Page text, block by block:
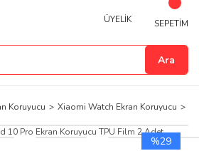
Ara
ÜYELİK SEPETİM
Koruyucu Xiaomi Watch Ekran Koruyucu
%29